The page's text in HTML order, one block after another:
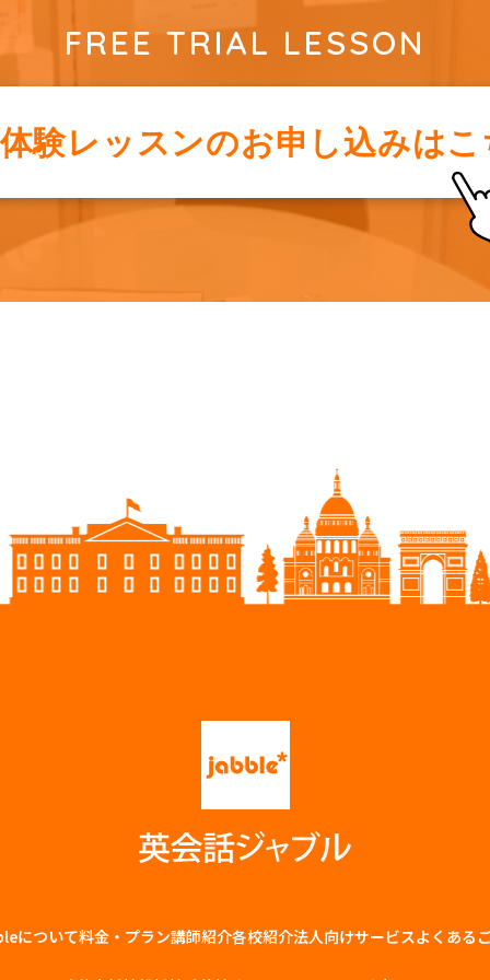
FREE TRIAL LESSON
験レッスンのお申し込みは
について料金・プラン講師紹介各校紹介法⼈向けサービスよくある